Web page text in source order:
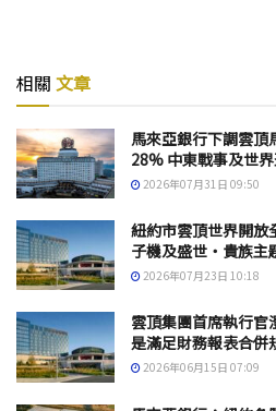
相關 文章
馬來亞銀行下調雲頂
28% 中東戰事及世
2026年07月31日 09:50
紐約市雲頂世界開放
子機及盛世・貴族主
2026年07月23日 10:18
雲頂集團首席執行官
是滿足財務報表合併
2026年06月15日 07:09